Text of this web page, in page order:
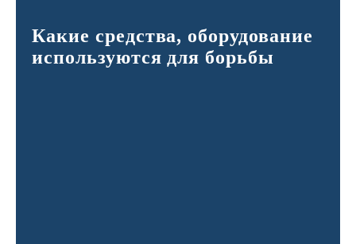
Какие средства, оборудование
используются для борьбы